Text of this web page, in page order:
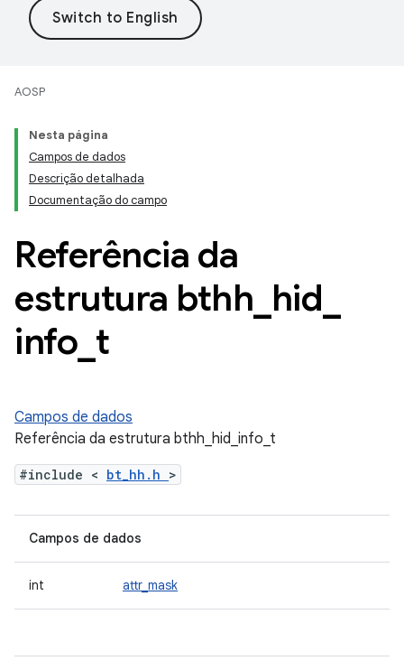
AOSP
Nesta página
Campos de dados
Descrição detalhada
Documentação do campo
Referência da
estrutura bthh hid
info t
Campos de dados
Referência da estrutura bthh_hid_info_t
#include < bt_hh.h >
Campos de dados
int attr_mask